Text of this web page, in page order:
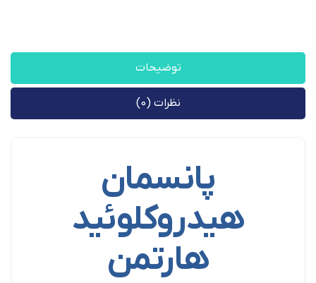
توضیحات
نظرات (0)
پانسمان
هیدروکلوئید
هارتمن